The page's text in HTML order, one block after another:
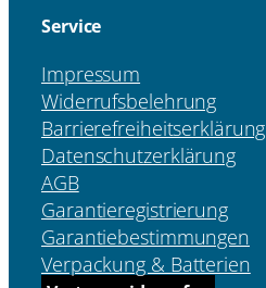
Service
Impressum
Widerrufsbelehrung
Barrierefreiheitserklärung
Datenschutzerklärung
AGB
Garantieregistrierung
Garantiebestimmungen
Verpackung & Batterien